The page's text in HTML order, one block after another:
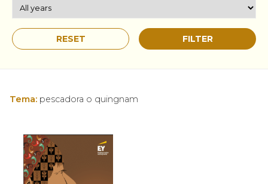
Tema: pescadora o quingnam